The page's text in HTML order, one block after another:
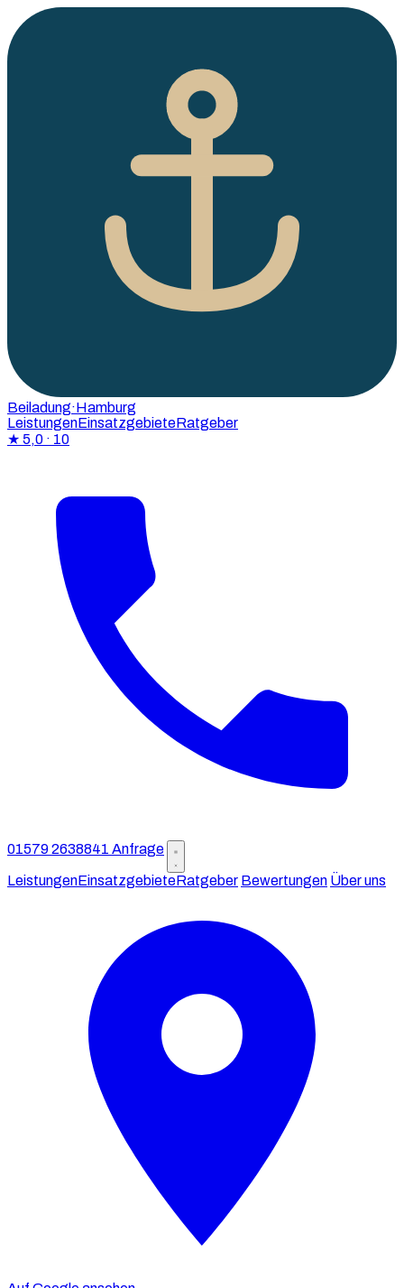
Beiladung·Hamburg
LeistungenEinsatzgebieteRatgeber
★ 5,0 · 10
01579 2638841 Anfrage
LeistungenEinsatzgebieteRatgeber Bewertungen Über uns